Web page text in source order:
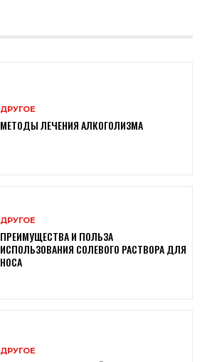
ДРУГОЕ
МЕТОДЫ ЛЕЧЕНИЯ АЛКОГОЛИЗМА
ДРУГОЕ
ПРЕИМУЩЕСТВА И ПОЛЬЗА
ИСПОЛЬЗОВАНИЯ СОЛЕВОГО РАСТВОРА ДЛЯ
НОСА
ДРУГОЕ